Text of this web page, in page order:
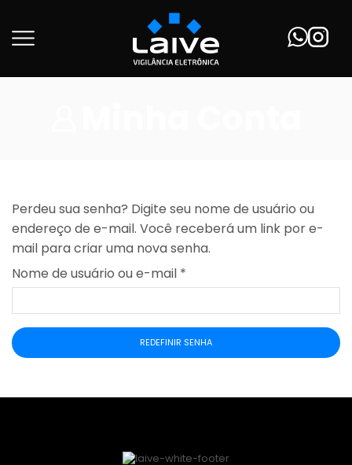
Perdeu sua senha? Digite seu nome de usuário ou
endereço de e-mail. Você receberá um link por e-
mail para criar uma nova senha.
Nome de usuário ou e-mail *
REDEFINIR SENHA